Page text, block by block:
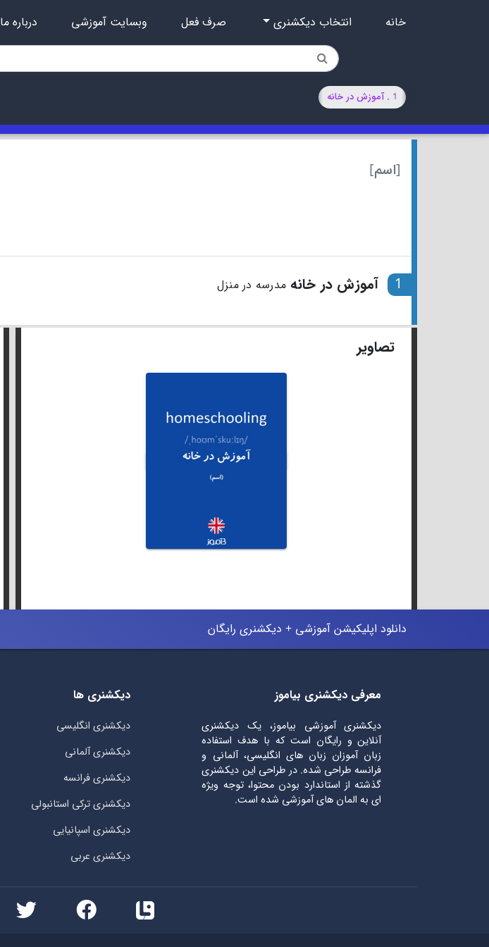
خانه انتخاب دیکشنری صرف فعل وبسایت آموزشی درباره ما
1 . آموزش در خانه
[اسم]
1 آموزش در خانه مدرسه در منزل
تصاویر
دانلود اپلیکیشن آموزشی + دیکشنری رایگان
معرفی دیکشنری بیاموز
دیکشنری آموزشی بیاموز، یک دیکشنری
آنلاین و رایگان است که با هدف استفاده
زبان آموزان زبان های انگلیسی، آلمانی و
فرانسه طراحی شده. در طراحی این دیکشنری
گذشته از استاندارد بودن محتوا، توجه ویژه
ای به المان های آموزشی شده است.
دیکشنری ها
دیکشنری انگلیسی
دیکشنری آلمانی
دیکشنری فرانسه
دیکشنری ترکی استانبولی
دیکشنری اسپانیایی
دیکشنری عربی